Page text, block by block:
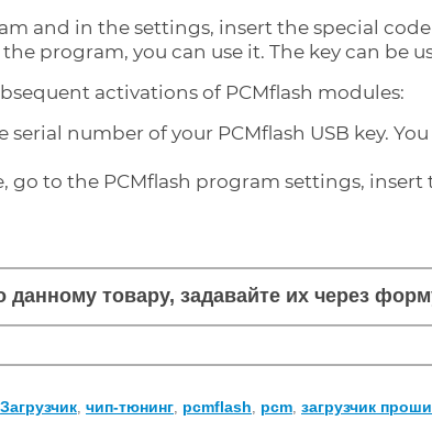
and in the settings, insert the special
program, you can use it. The key can be
activations of PCMflash modules:
number of your PCMflash USB key.
go to the PCMflash program settings,
товару, задавайте их через
Загрузчик, чип-тюнинг, pcmflash, pcm, загрузчик